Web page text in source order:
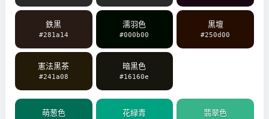
鉄黒
#281a14
濡羽色
#000b00
黒壇
#250d00
憲法黒茶
#241a08
暗黒色
#16160e
萌葱色 花緑青 翡翠色